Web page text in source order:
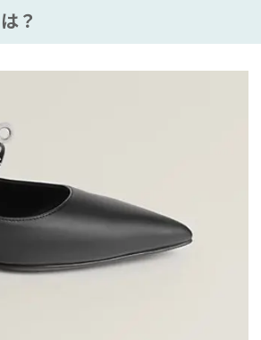
？